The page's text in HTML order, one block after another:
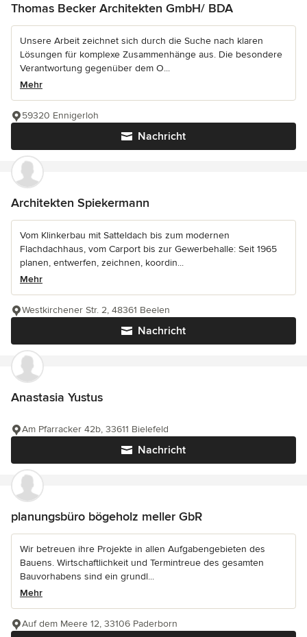
Thomas Becker Architekten GmbH/ BDA
Unsere Arbeit zeichnet sich durch die Suche nach klaren
Lösungen für komplexe Zusammenhänge aus. Die besondere
Verantwortung gegenüber dem O...
Mehr
Nachricht
59320 Ennigerloh
Architekten Spiekermann
Vom Klinkerbau mit Satteldach bis zum modernen
Flachdachhaus, vom Carport bis zur Gewerbehalle: Seit 1965
planen, entwerfen, zeichnen, koordin...
Mehr
Nachricht
Westkirchener Str. 2, 48361 Beelen
Anastasia Yustus
Nachricht
Am Pfarracker 42b, 33611 Bielefeld
planungsbüro bögeholz meller GbR
Wir betreuen ihre Projekte in allen Aufgabengebieten des
Bauens. Wirtschaftlichkeit und Termintreue des gesamten
Bauvorhabens sind ein grundl...
Mehr
Auf dem Meere 12, 33106 Paderborn